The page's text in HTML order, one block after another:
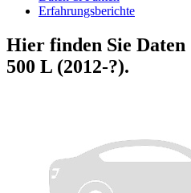
Erfahrungsberichte
Hier finden Sie
500 L (2012-?).